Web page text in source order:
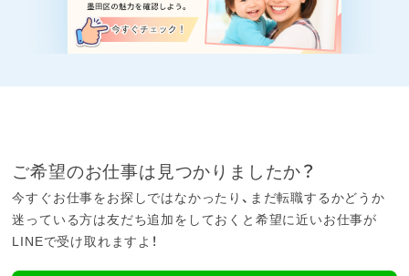
ご希望のお仕事は見つかりましたか？
今すぐお仕事をお探しではなかったり、まだ転職するかどうか
迷っている方は友だち追加をしておくと希望に近いお仕事が
LINEで受け取れますよ！